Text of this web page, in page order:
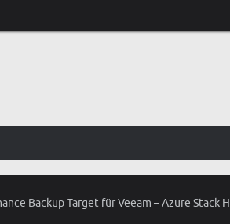
Backup Target für Veeam – Azure Stack